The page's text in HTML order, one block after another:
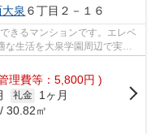
大泉 ６丁目２－１６
きるマンションです。エレベ
な生活を大泉学園周辺で実
理費等：5,800円 )
礼金
1ヶ月
30.82㎡